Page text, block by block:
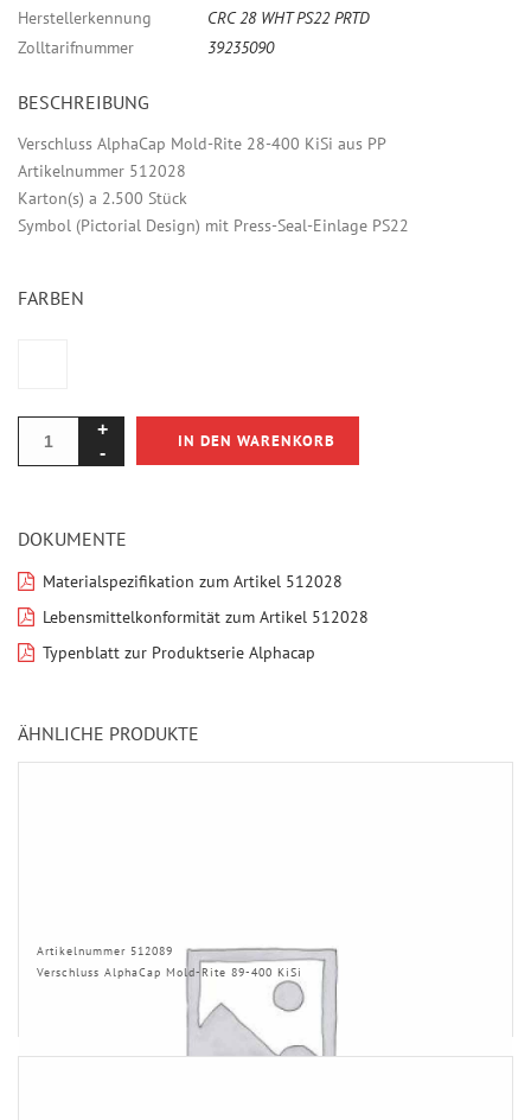
Herstellerkennung
CRC 28 WHT PS22 PRTD
Zolltarifnummer
39235090
BESCHREIBUNG
Verschluss AlphaCap Mold-Rite 28-400 KiSi aus PP
Artikelnummer 512028
Karton(s) a 2.500 Stück
Symbol (Pictorial Design) mit Press-Seal-Einlage PS22
FARBEN
IN DEN WARENKORB
DOKUMENTE
Materialspezifikation zum Artikel 512028
Lebensmittelkonformität zum Artikel 512028
Typenblatt zur Produktserie Alphacap
ÄHNLICHE PRODUKTE
Artikelnummer 512089
Verschluss AlphaCap Mold-Rite 89-400 KiSi